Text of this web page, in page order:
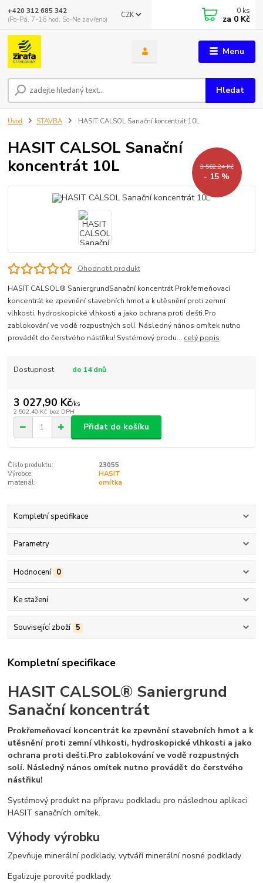
Menu
CZK
Hledat
+420 312 685 342
(Po-Pá, 7-16 hod. So-Ne zavřeno)
0 ks
za 0 Kč
Úvod STAVBA HASIT CALSOL Sanační koncentrát 10L
HASIT CALSOL Sanační
koncentrát 10L
3 562,24 Kč
- 15 %
Ohodnotit produkt
HASIT CALSOL® SaniergrundSanační koncentrát Prokřemeňovací
koncentrát ke zpevnění stavebních hmot a k utěsnění proti zemní
vlhkosti, hydroskopické vlhkosti a jako ochrana proti dešti.Pro
zablokování ve vodě rozpustných solí. Následný nános omítek nutno
provádět do čerstvého nástřiku! Systémový produ... celý popis
Dostupnost do 14 dnů
3 027,90 Kč/ks
2 502,40 Kč bez DPH
Přidat do košíku
Číslo produktu:
23055
Výrobce:
HASIT
materiál:
omítka
Kompletní specifikace
Parametry
Hodnocení 0
Ke stažení
Související zboží 5
Kompletní specifikace
HASIT CALSOL® Saniergrund
Sanační koncentrát
Prokřemeňovací koncentrát ke zpevnění stavebních hmot a k
utěsnění proti zemní vlhkosti, hydroskopické vlhkosti a jako
ochrana proti dešti.Pro zablokování ve vodě rozpustných
solí. Následný nános omítek nutno provádět do čerstvého
nástřiku!
Systémový produkt na přípravu podkladu pro následnou aplikaci
HASIT sanačních omítek.
Výhody výrobku
Zpevňuje minerální podklady, vytváří minerální nosné podklady
Egalizuje porovité podklady.